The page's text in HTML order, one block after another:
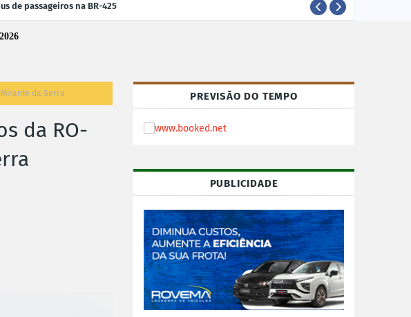
de passageiros na BR-425
Mirante da Serra
da RO-
PREVISÃO DO TEMPO
PUBLICIDADE